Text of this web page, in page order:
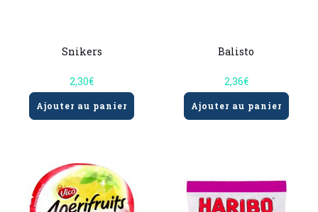
Snikers
2,30€
Ajouter au panier
Balisto
2,36€
Ajouter au panier